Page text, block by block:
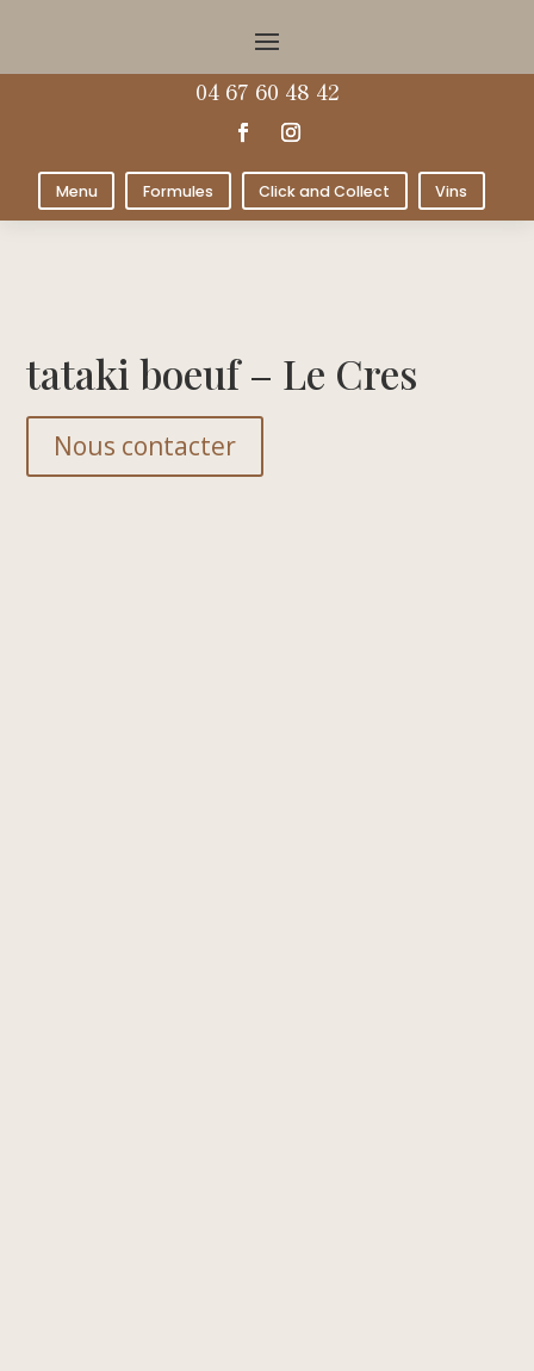
04 67 60 48 42
Menu Formules Click and Collect Vins
tataki boeuf – Le Cres
Nous contacter